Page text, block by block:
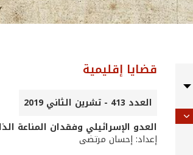
قضايا إقليمية
العدد 413 - تشرين الثاني 2019
العدو الإسرائيلي وفقدان المناعة
إعداد: إحسان مرتضى